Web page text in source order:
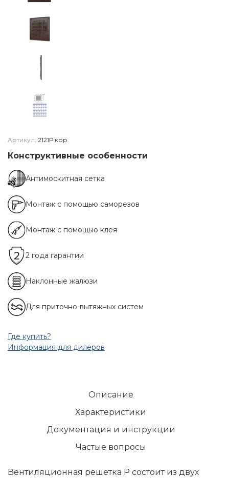
Артикул: 2121Р кор
Конструктивные особенности
Антимоскитная сетка
Монтаж с помощью саморезов
Монтаж с помощью клея
2 года гарантии
Наклонные жалюзи
Для приточно-вытяжных систем
Где купить?
Информация для дилеров
Описание
Характеристики
Документация и инструкции
Частые вопросы
Вентиляционная решетка Р состоит из двух